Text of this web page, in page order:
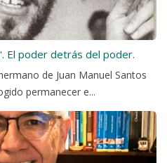
El poder detrás del poder.
de Juan Manuel Santos
permanecer e...